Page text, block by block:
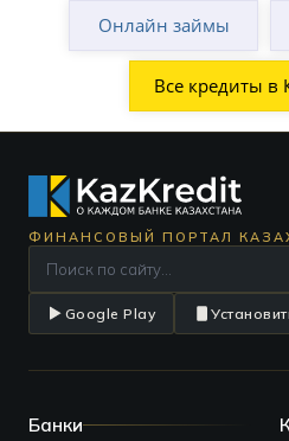
Онлайн займы
Все кредиты в
ФИНАНСОВЫЙ ПОРТАЛ
Google Play
Банки